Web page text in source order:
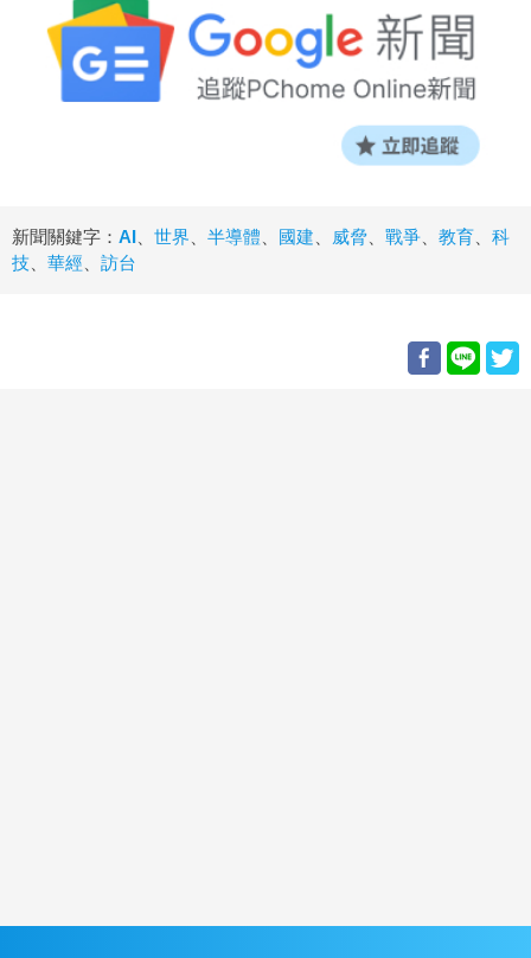
新聞關鍵字： AI 世界 半導體 國建 威脅 戰爭 教育
科
技
華經 訪台